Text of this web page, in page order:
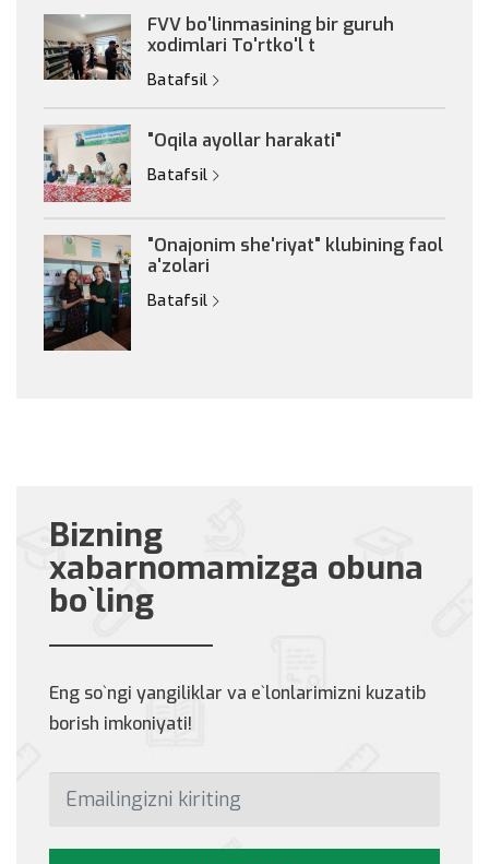
FVV bo'linmasining bir guruh
xodimlari To'rtko'l t
Batafsil
"Oqila ayollar harakati"
Batafsil
"Onajonim she'riyat" klubining faol
a'zolari
Batafsil
Bizning
xabarnomamizga obuna
bo`ling
Eng so`ngi yangiliklar va e`lonlarimizni kuzatib
borish imkoniyati!